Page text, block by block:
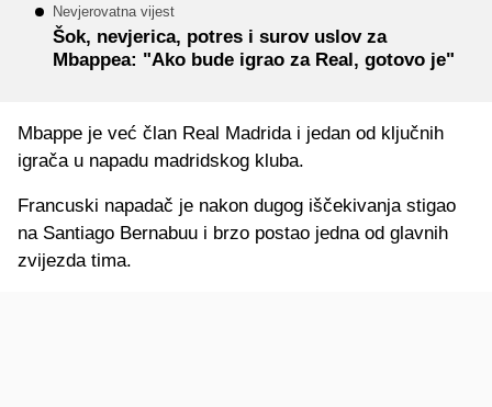
Nevjerovatna vijest
Šok, nevjerica, potres i surov uslov za
Mbappea: "Ako bude igrao za Real, gotovo je"
Mbappe je već član Real Madrida i jedan od ključnih
igrača u napadu madridskog kluba.
Francuski napadač je nakon dugog iščekivanja stigao
na Santiago Bernabuu i brzo postao jedna od glavnih
zvijezda tima.